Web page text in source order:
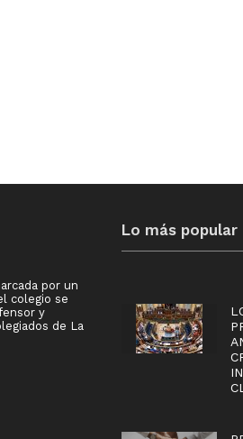
por un
colegio se
y
de La
Lo más popular